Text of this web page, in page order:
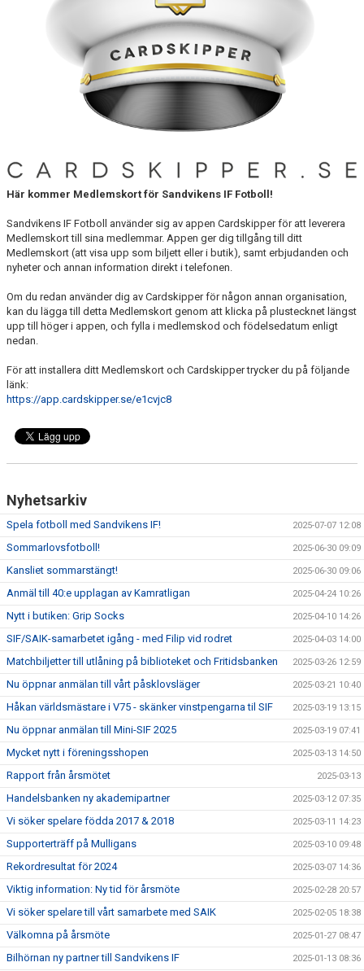
INTRESSEANMÄLAN FÖR SPELARE
INTRESSEANMÄLAN LEDARE
ANMÄLAN TILL CAMPER
Här kommer Medlemskort för Sandvikens IF Fotboll!
Sandvikens IF Fotboll använder sig av appen Cardskipper för att leverera
Medlemskort till sina medlemmar. Appen ger dig tillgång till ditt
Medlemskort (att visa upp som biljett eller i butik), samt erbjudanden och
nyheter och annan information direkt i telefonen.
Om du redan använder dig av Cardskipper för någon annan organisation,
kan du lägga till detta Medlemskort genom att klicka på plustecknet längst
upp till höger i appen, och fylla i medlemskod och födelsedatum enligt
nedan.
För att installera ditt Medlemskort och Cardskipper trycker du på följande
länk:
https://app.cardskipper.se/e1cvjc8
Nyhetsarkiv
Spela fotboll med Sandvikens IF! 2025-07-07 12:08
Sommarlovsfotboll! 2025-06-30 09:09
Kansliet sommarstängt! 2025-06-30 09:06
Anmäl till 40:e upplagan av Kamratligan 2025-04-24 10:26
Nytt i butiken: Grip Socks 2025-04-10 14:26
SIF/SAIK-samarbetet igång - med Filip vid rodret 2025-04-03 14:00
Matchbiljetter till utlåning på biblioteket och Fritidsbanken 2025-03-26 12:59
Nu öppnar anmälan till vårt påsklovsläger 2025-03-21 10:40
Håkan världsmästare i V75 - skänker vinstpengarna til SIF 2025-03-19 13:15
Nu öppnar anmälan till Mini-SIF 2025 2025-03-19 07:41
Mycket nytt i föreningsshopen 2025-03-13 14:50
Rapport från årsmötet 2025-03-13
Handelsbanken ny akademipartner 2025-03-12 07:35
Vi söker spelare födda 2017 & 2018 2025-03-11 14:23
Supporterträff på Mulligans 2025-03-10 09:48
Rekordresultat för 2024 2025-03-07 14:36
Viktig information: Ny tid för årsmöte 2025-02-28 20:57
Vi söker spelare till vårt samarbete med SAIK 2025-02-05 18:38
Välkomna på årsmöte 2025-01-27 08:47
Bilhörnan ny partner till Sandvikens IF 2025-01-13 08:36